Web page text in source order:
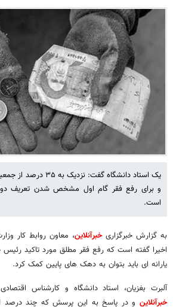
یک استاد دانشگاه گفت:
و برای رفع فقر گام اول مشخص شدن تعریف
است.
به گزارش خبرگزاریخبرآنلاین، معاون روابط کار
اخیرا گفته است که رفع فقر مطلق مورد تاکید
یارانه‌ ای باید بتوان به دهک‌ های پایین کمک کرد.
آلبرت بغزیان، استاد دانشگاه و کارشناس
خبرآنلاین و در پاسخ به این پرسش که چند درصد